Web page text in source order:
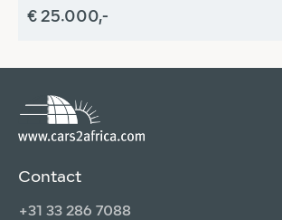
€ 25.000,-
Contact
+31 33 286 7088